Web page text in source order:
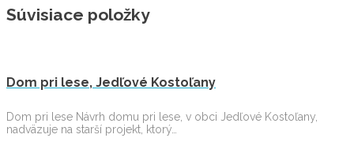
Súvisiace položky
Dom pri lese, Jedľové Kostoľany
Dom pri lese Návrh domu pri lese, v obci Jedľové Kostoľany,
nadväzuje na starší projekt, ktorý…